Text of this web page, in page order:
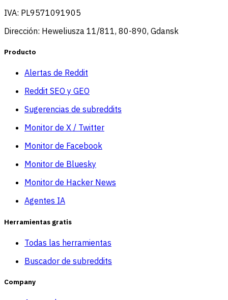
IVA: PL9571091905
Dirección: Heweliusza 11/811, 80-890, Gdansk
Producto
Alertas de Reddit
Reddit SEO y GEO
Sugerencias de subreddits
Monitor de X / Twitter
Monitor de Facebook
Monitor de Bluesky
Monitor de Hacker News
Agentes IA
Herramientas gratis
Todas las herramientas
Buscador de subreddits
Company